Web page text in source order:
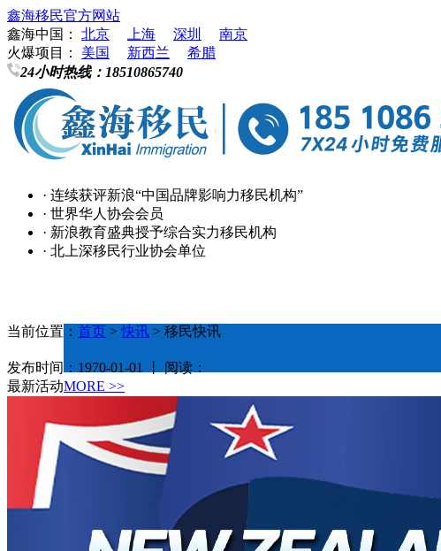
鑫海移民官方网站
鑫海中国：
北京 上海 深圳
南京
火爆项目：
美国 新西兰
希腊
24小时热线： 18510865740
· 连续获评新浪“中国品牌影响力移民机构”
· 世界华人协会会员
· 新浪教育盛典授予综合实力移民机构
· 北上深移民行业协会单位
当前位置： 首页 >快讯 > 移民快讯
发布时间：1970-01-01 丨 阅读：
最新活动MORE >>